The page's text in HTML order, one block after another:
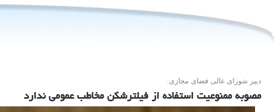
دبیر شورای عالی فضای مجازی:
مصوبه ممنوعیت استفاده از فیلترشکن مخاطب عمومی ندارد